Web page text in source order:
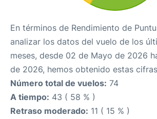
En términos de Rendimiento de
analizar los datos del vuelo de los
meses, desde 02 de Mayo de 2026
de 2026, hemos obtenido estas
Número total de vuelos: 74
A tiempo: 43 ( 58 % )
Retraso moderado: 11 ( 15 % )